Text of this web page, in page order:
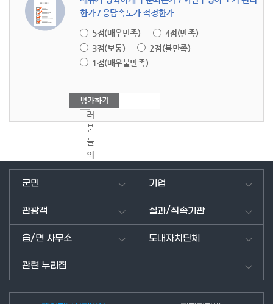
한가 / 응답속도가 적정한가
5점(매우만족)
4점(만족)
3점(보통)
2점(불만족)
1점(매우불만족)
여
러
분
들
의
의
을
군민 기업
관광객 실과/직속기관
읍/면 사무소 도내자치단체
관련 누리집